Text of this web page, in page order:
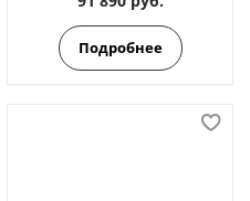
898801МСNC никель
Подробнее